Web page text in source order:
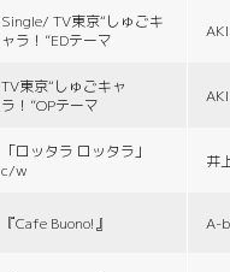
Single/ TV東京“しゅごキ
ャラ！”EDテーマ
TV東京“しゅごキャ
ラ！”OPテーマ
「ロッタラ ロッタラ」
c/w
井
『Cafe Buono!』 A-